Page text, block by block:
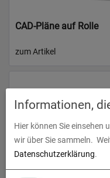
CAD-Pläne auf Rolle
zum Artikel
Informationen,
Hier können Sie einsehen
wir über Sie sammeln.
Datenschutzerklärung.